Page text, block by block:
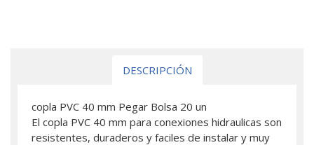
DESCRIPCIÓN
copla PVC 40 mm Pegar Bolsa 20 un
El copla PVC 40 mm para conexiones hidraulicas son
resistentes, duraderos y faciles de instalar y muy